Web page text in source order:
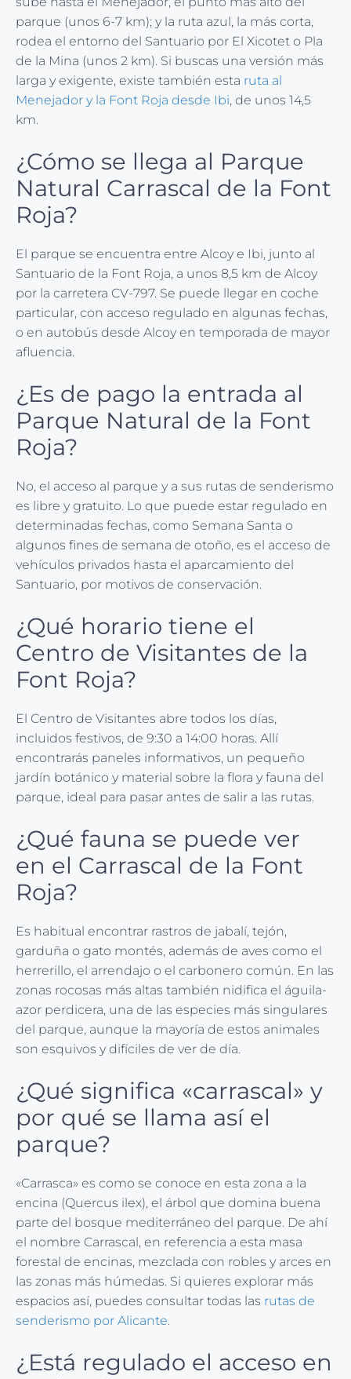
parque (unos 6-7 km); y la ruta azul, la más corta,
rodea el entorno del Santuario por El Xicotet o Pla
de la Mina (unos 2 km). Si buscas una versión más
larga y exigente, existe también esta ruta al
Menejador y la Font Roja desde Ibi, de unos 14,5
km.
¿Cómo se llega al Parque
Natural Carrascal de la Font
Roja?
El parque se encuentra entre Alcoy e Ibi, junto al
Santuario de la Font Roja, a unos 8,5 km de Alcoy
por la carretera CV-797. Se puede llegar en coche
particular, con acceso regulado en algunas fechas,
o en autobús desde Alcoy en temporada de mayor
afluencia.
¿Es de pago la entrada al
Parque Natural de la Font
Roja?
No, el acceso al parque y a sus rutas de senderismo
es libre y gratuito. Lo que puede estar regulado en
determinadas fechas, como Semana Santa o
algunos fines de semana de otoño, es el acceso de
vehículos privados hasta el aparcamiento del
Santuario, por motivos de conservación.
¿Qué horario tiene el
Centro de Visitantes de la
Font Roja?
El Centro de Visitantes abre todos los días,
incluidos festivos, de 9:30 a 14:00 horas. Allí
encontrarás paneles informativos, un pequeño
jardín botánico y material sobre la flora y fauna del
parque, ideal para pasar antes de salir a las rutas.
¿Qué fauna se puede ver
en el Carrascal de la Font
Roja?
Es habitual encontrar rastros de jabalí, tejón,
garduña o gato montés, además de aves como el
herrerillo, el arrendajo o el carbonero común. En las
zonas rocosas más altas también nidifica el águila-
azor perdicera, una de las especies más singulares
del parque, aunque la mayoría de estos animales
son esquivos y difíciles de ver de día.
¿Qué significa «carrascal» y
por qué se llama así el
parque?
«Carrasca» es como se conoce en esta zona a la
encina (Quercus ilex), el árbol que domina buena
parte del bosque mediterráneo del parque. De ahí
el nombre Carrascal, en referencia a esta masa
forestal de encinas, mezclada con robles y arces en
las zonas más húmedas. Si quieres explorar más
espacios así, puedes consultar todas las rutas de
senderismo por Alicante.
¿Está regulado el acceso en